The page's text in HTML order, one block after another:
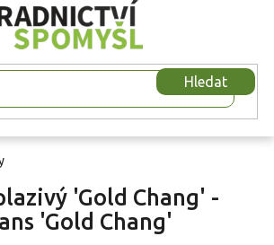
Hledat
'Gold Chang' -
'Gold Chang'